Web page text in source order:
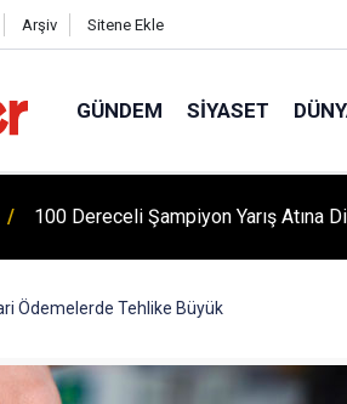
Arşiv Sitene Ekle
GÜNDEM SIYASET
100 Dereceli Şampiyon Yarış Atına
Ödemelerde Tehlike Büyük